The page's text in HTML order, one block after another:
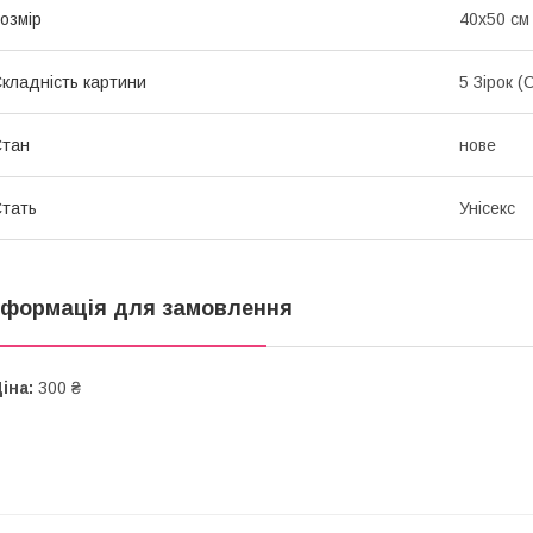
40х50 см
картини 5 Зірок
нове
Унісекс
для замовлення
300 ₴